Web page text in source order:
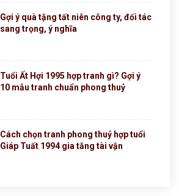
Gợi ý quà tặng tất niên công ty, đối tác
sang trọng, ý nghĩa
Tuổi Ất Hợi 1995 hợp tranh gì? Gợi ý
10 mẫu tranh chuẩn phong thuỷ
Cách chọn tranh phong thuỷ hợp tuổi
Giáp Tuất 1994 gia tăng tài vận